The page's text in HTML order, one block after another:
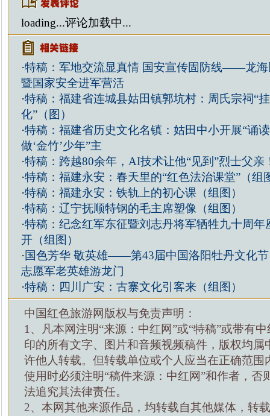
loading...评论加载中...
·特稿：军地交流显真情 国安宣传固防线——龙海
暨国家安全进军营活
·特稿：福建省连城县姑田镇郭坑村：周氏宗祠“
化”（图）
·特稿：福建省历史文化名镇：姑田中小开展“诵
做‘金竹’少年”主
·特稿：跨越80余年，AI技术让他“见到”烈士父亲
·特稿：福建永安：春天里的“红色法治课堂”（组
·特稿：福建永安：铁轨上的初心课（组图）
·特稿：辽宁抚顺特钢的毛主席塑像（组图）
·特稿：纪念红军东征暨刘志丹将军牺牲九十周年
开（组图）
·国色芳华 敬英雄——第43届中国洛阳牡丹文化
志愿军老英雄游龙门
·特稿：四川广安：古寨文化引客来（组图）
中国红色旅游网版权与免责声明：
1、凡本网注明“来源：中红网”或“特稿”或带有
印的所有文字、图片和音频视频稿件，版权均属
许他人转载。但转载单位或个人应当在正确范围
使用时必须注明“稿件来源：中红网”和作者，否
法追究其法律责任。
2、本网其他来源作品，均转载自其他媒体，转